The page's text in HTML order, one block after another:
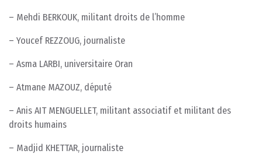
– Mehdi BERKOUK, militant droits de l’homme
– Youcef REZZOUG, journaliste
– Asma LARBI, universitaire Oran
– Atmane MAZOUZ, député
– Anis AIT MENGUELLET, militant associatif et militant des
droits humains
– Madjid KHETTAR, journaliste